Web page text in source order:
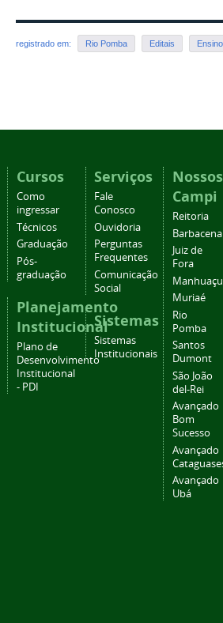
registrado em: Rio Pomba Editais Ensino
Cursos
Como
ingressar
Técnicos
Graduação
Pós-
graduação
Planejamento
Institucional
Plano de
Desenvolvimento
Institucional
- PDI
Serviços
Fale
Conosco
Ouvidoria
Perguntas
Frequentes
Comunicação
Social
Sistemas
Sistemas
Institucionais
Nossos
Campi
Reitoria
Barbacena
Juiz de
Fora
Manhuaçu
Muriaé
Rio
Pomba
Santos
Dumont
São João
del-Rei
Avançado
Bom
Sucesso
Avançado
Avançado
Ubá